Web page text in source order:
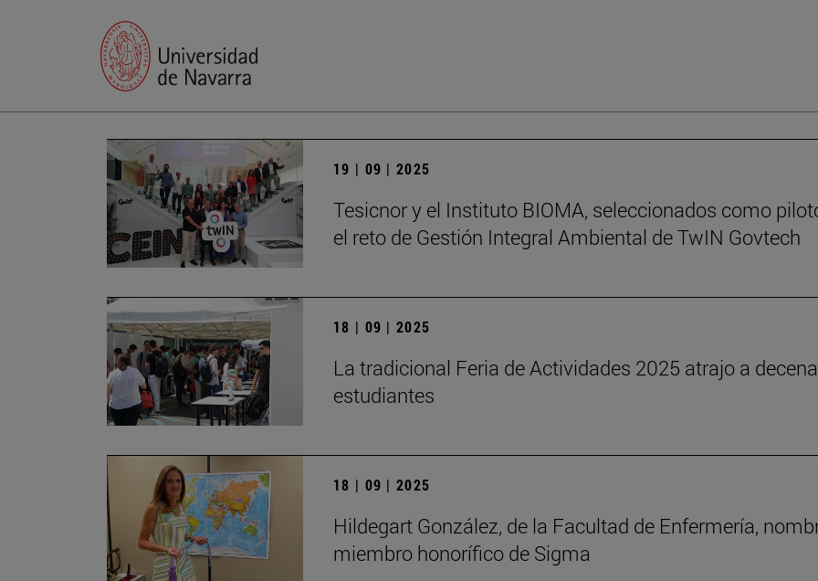
19 | 09 | 2025
Tesicnor y el Instituto BIOMA, seleccionados como
el reto de Gestión Integral Ambiental de TwIN Govtech
18 | 09 | 2025
La tradicional Feria de Actividades 2025 atrajo a
estudiantes
18 | 09 | 2025
Hildegart González, de la Facultad de Enfermería,
miembro honorífico de Sigma